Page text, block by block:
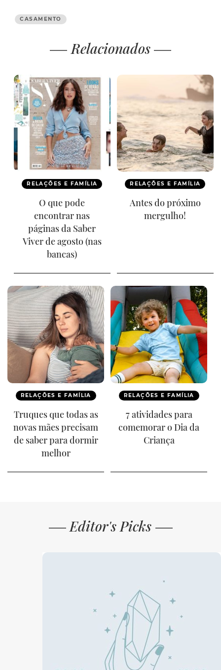
CASAMENTO
Relacionados
RELAÇÕES E FAMÍLIA
O que pode
encontrar nas
páginas da Saber
Viver de agosto (nas
bancas)
RELAÇÕES E FAMÍLIA
Antes do próximo
mergulho!
RELAÇÕES E FAMÍLIA
Truques que todas as
novas mães precisam
de saber para dormir
melhor
RELAÇÕES E FAMÍLIA
7 atividades para
comemorar o Dia da
Criança
Editor's Picks